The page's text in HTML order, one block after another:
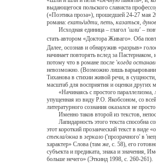
выдающегося польского слависта
(«Поэтика проза»), прошедшей 24-27 мая
романа: ехать/идти, петь, казаться,
Исходная единица – глагол 'шли' –
стать автором «Доктора Живаго». Оба
Далее, осознав и обнаружив «разрыв»
начинает повторять вслед за
потому что в романе после 'когда
невозможно. (Возможно лишь
Тиханова в стихии живой речи, в
масштаб для восприятия и оценки других
«Начинаясь с простого параллелизма,
упущенная из виду Р.О. Якобсоном, со
литературного сознания оказался не
Именно таков второй из текстов,
Лапидарность этого текста способна
этот короткий прозаический текст в виде
стекла/окна в зеркало ('прозрачного' в
характер» Слова (там же, с. 58), его
субъекта и предиката, знака и значения,
больше нечего» (Эткинд 1998, с. 260-261).